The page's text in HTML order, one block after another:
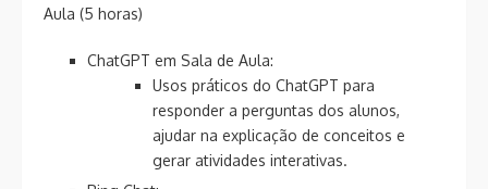
Aula (5 horas)
ChatGPT em Sala de Aula:
Usos práticos do ChatGPT para
responder a perguntas dos alunos,
ajudar na explicação de conceitos e
gerar atividades interativas.